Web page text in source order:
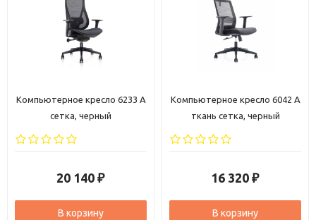
Компьютерное кресло 6233 A
сетка, черный
20 140 ₽
В корзину
Компьютерное кресло 6042 A
ткань сетка, черный
16 320 ₽
В корзину